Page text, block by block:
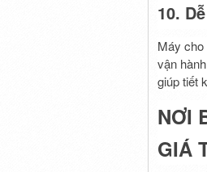
10.
Máy cho
vận
giúp tiết
NƠI
GIÁ